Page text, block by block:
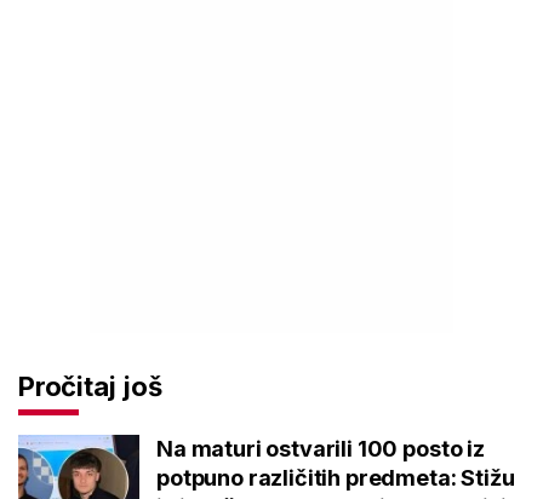
Pročitaj još
Na maturi ostvarili 100 posto iz
potpuno različitih predmeta: Stižu